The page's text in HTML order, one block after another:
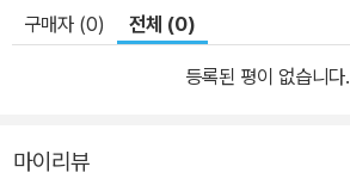
구매자 (0) 전체 (0)
등록된 평이 없습니다.
마이리뷰